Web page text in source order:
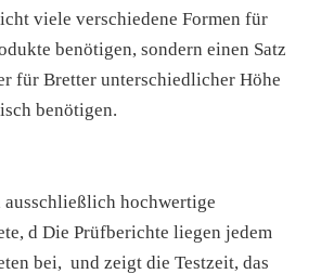
viele verschiedene Formen für
benötigen, sondern einen Satz
für Bretter unterschiedlicher Höhe
benötigen.
hochwertige
d Die Prüfberichte liegen jedem
bei, und zeigt die Testzeit, das